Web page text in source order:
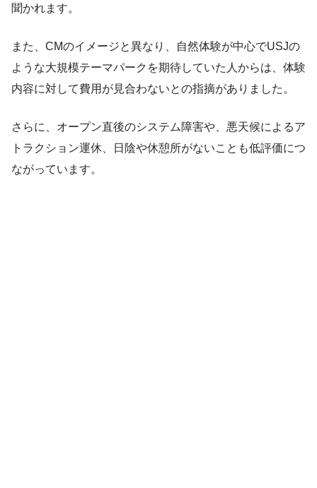
聞かれます。
また、CMのイメージと異なり、自然体験が中心でUSJの
ような大規模テーマパークを期待していた人からは、体験
内容に対して費用が見合わないとの指摘がありました。
さらに、オープン直後のシステム障害や、悪天候によるア
トラクション運休、日陰や休憩所がないことも低評価につ
ながっています。